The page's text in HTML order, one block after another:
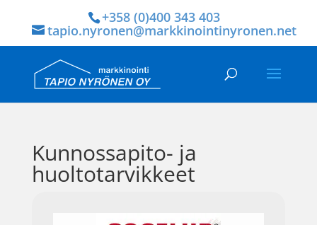
+358 (0)400 343 403
tapio.nyronen@markkinointinyronen.net
Kunnossapito- ja
huoltotarvikkeet